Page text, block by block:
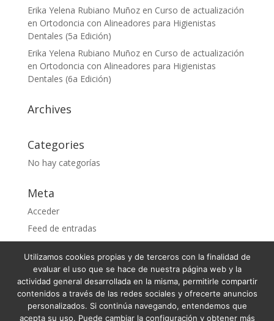
Erika Yelena Rubiano Muñozen Curso de actualización
en Ortodoncia con Alineadores para Higienistas
Dentales (5a Edición)
Erika Yelena Rubiano Muñozen Curso de actualización
en Ortodoncia con Alineadores para Higienistas
Dentales (6a Edición)
Archives
Categories
No hay categorías
Meta
Acceder
Feed de entradas
WordPress.org
Utilizamos cookies propias y de terceros con la finalidad de
evaluar el uso que se hace de nuestra página web y la
actividad general desarrollada en la misma, permitirle compartir
contenidos a través de las redes sociales y ofrecerte anuncios
personalizados. Si continúa navegando, entendemos que
acepta su uso. Puede cambiar la configuración y obtener más